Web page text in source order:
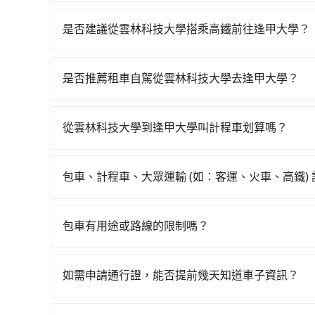
台預定時價格而定，通常愈長程價格CP值愈高。
是否建議從雲林科技大學搭乘高鐵前往逢甲大學？
一班車06:34到末班車23:39，雲林-台中一天最多
鐵從雲林站前往台中高鐵站，每人票價230元，再
北的0.4%，換句話說，臨時要叫小黃的難度是雙
費34分鐘在轉乘與等車上，現在還不馬上來預約
是否推薦租車自駕從雲林科技大學去逢甲大學？
天就要來回，那在雲林路邊可隨租隨借的iRent應
預估進去，但額外的汽車保險與可能的罰單都需
理，每一次租車都好像在開樂透一樣。另外，偶
遇到下雨天或者載行李時，就顯得非常不便。
從雲林科技大學到逢甲大學叫計程車划算嗎？
林科技大學附近的計程車隊，如斗雲汽車行、斗
好先上網預約，以免當場被坑受騙。雖然雲林科
包車、計程車、大眾運輸 (如：客運、火車、高鐵)
程車最貴，而大眾運輸通常較便宜。 行程：需多
可選用大眾運輸。 便利性：需要便利性和方便性
包車有用途或路線的限制嗎？
墓、包車旅遊、參加喜宴/喪禮、就醫回診、登山
如需申請通行證，能否提前幾天知道車子資訊？